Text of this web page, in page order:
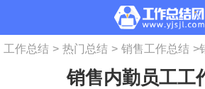
工作总结 > 热门总结 > 销售工作总结 >
销售内勤员工工